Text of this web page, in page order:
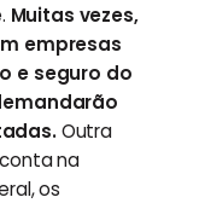
Muitas vezes,
empresas
e seguro do
Outra
na
os